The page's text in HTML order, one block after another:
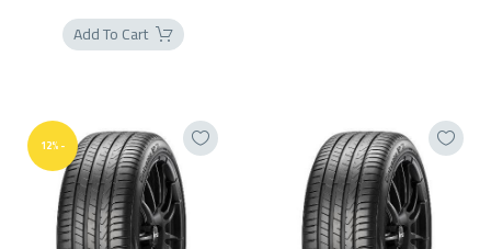
Add To Cart
-12%